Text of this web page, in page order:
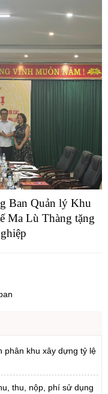
Ban Quản lý Khu
Ma Lù Thàng tặng
phân khu xây dựng tỷ lệ
thu, nộp, phí sử dụng